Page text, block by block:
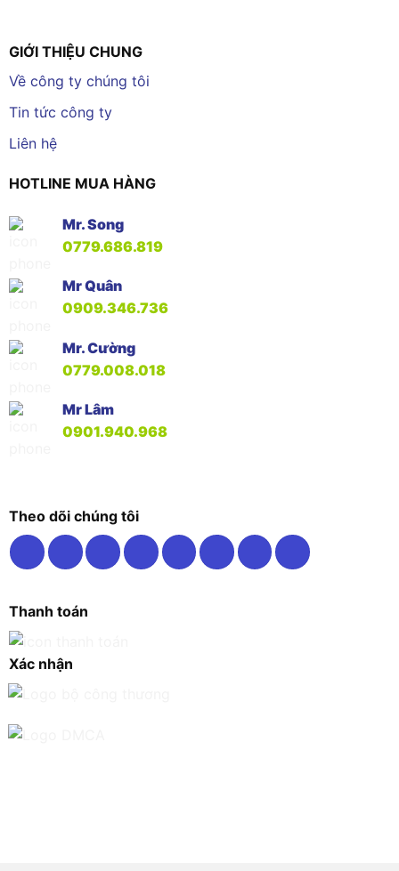
GIỚI THIỆU CHUNG
Về công ty chúng tôi
Tin tức công ty
Liên hệ
HOTLINE MUA HÀNG
Mr. Song
0779.686.819
Mr Quân
0909.346.736
Mr. Cường
0779.008.018
Mr Lâm
0901.940.968
Theo dõi chúng tôi
Thanh toán
Xác nhận